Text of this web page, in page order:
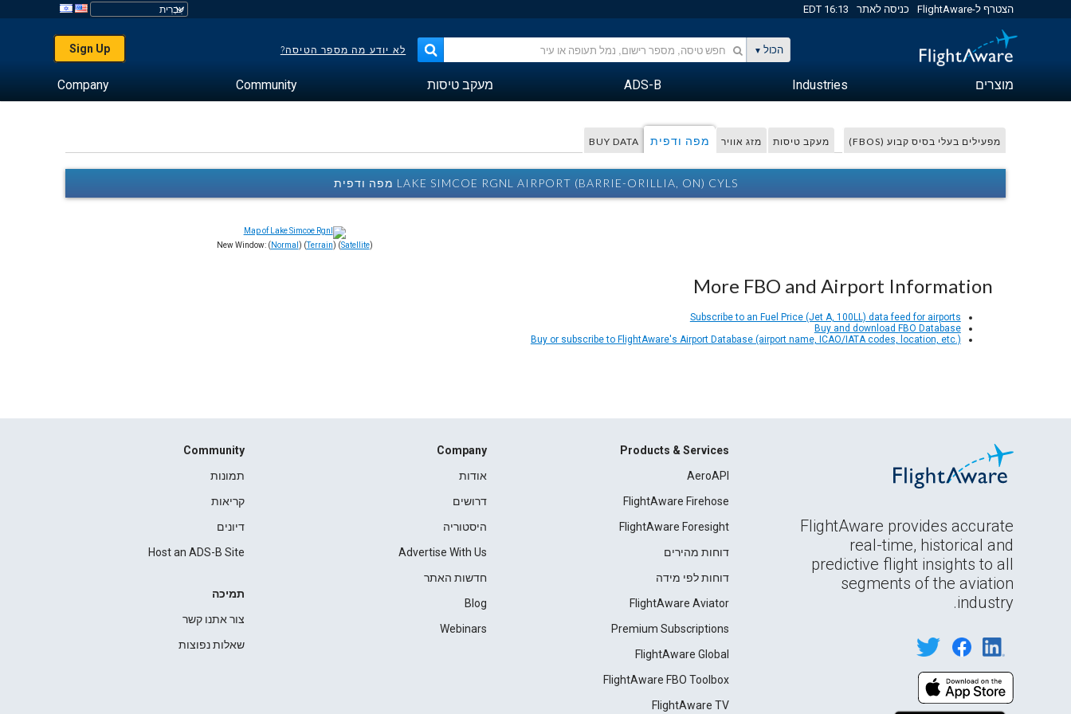
הצטרף ל-FlightAware כניסה לאתר 16:13 EDT
הכול לא יודע מה מספר הטיסה? Sign Up
מוצרים Industries
ADS-B מעקב טיסות Community
Company
מפעילים בעלי בסיס קבוע (FBOS) מעקב טיסות מזג אוויר מפה ודפית BUY DATA
LAKE SIMCOE RGNL AIRPORT (BARRIE-ORILLIA, ON) CYLS מפה ודפית
New Window: ( Normal ) (Terrain) (Satellite)
More FBO and Airport Information
Subscribe to an Fuel Price (Jet A, 100LL) data feed for airports
Buy and download FBO Database
Buy or subscribe to FlightAware's Airport Database (airport name, ICAO/IATA codes, location, etc.)
FlightAware provides accurate
real-time, historical and
predictive flight insights to all
segments of the aviation
industry.
Products & Services
AeroAPI
FlightAware Firehose
FlightAware Foresight
דוחות מהירים
דוחות לפי מידה
FlightAware Aviator
Premium Subscriptions
FlightAware Global
FlightAware FBO Toolbox
FlightAware TV
Company
אודות
דרושים
היסטוריה
Advertise With Us
חדשות האתר
Blog
Webinars
Community
תמונות
קריאות
דיונים
Host an ADS-B Site
תמיכה
צור אתנו קשר
שאלות נפוצות